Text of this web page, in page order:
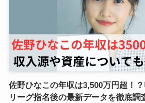
佐野ひなこの年収は3,500万円超！
リーグ指名後の最新データを徹底調